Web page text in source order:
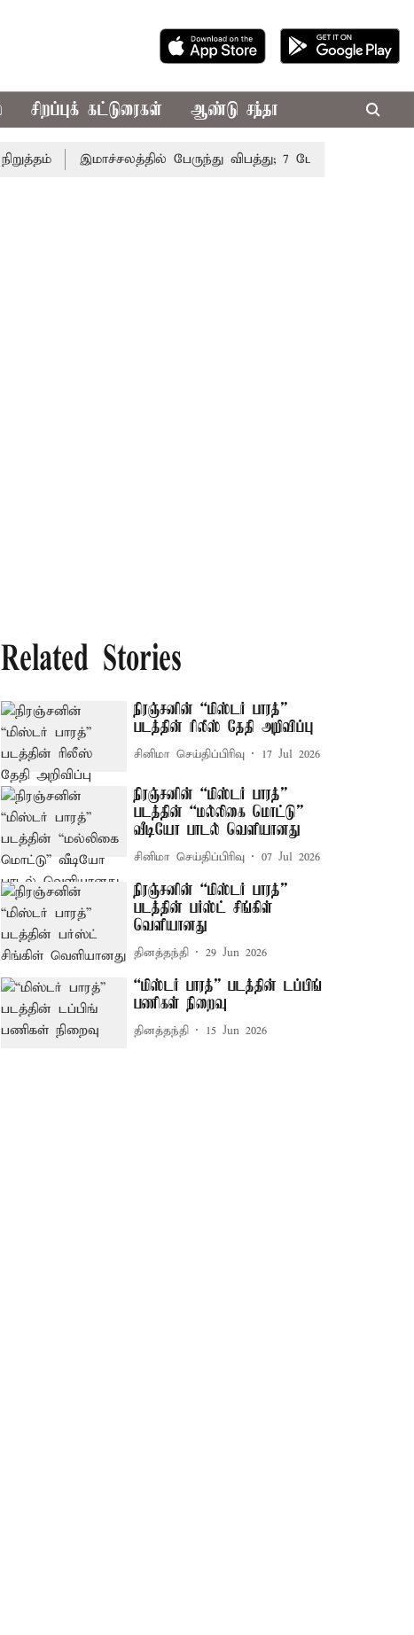
சிறப்புக் கட்டுரைகள் ஆண்டு சந்தா
இமாச்சலத்தில் பேருந்து விபத்து; 7 பேர் பலி - பிரதமர்
Related Stories
நிரஞ்சனின் “மிஸ்டர் பாரத்”
படத்தின் ரிலீஸ் தேதி அறிவிப்பு
சினிமா செய்திப்பிரிவு 17 Jul 2026
நிரஞ்சனின் “மிஸ்டர் பாரத்”
படத்தின் “மல்லிகை மொட்டு”
வீடியோ பாடல் வெளியானது
சினிமா செய்திப்பிரிவு 07 Jul 2026
நிரஞ்சனின் “மிஸ்டர் பாரத்”
படத்தின் பர்ஸ்ட் சிங்கிள்
வெளியானது
தினத்தந்தி 29 Jun 2026
“மிஸ்டர் பாரத்” படத்தின் டப்பிங்
பணிகள் நிறைவு
தினத்தந்தி 15 Jun 2026